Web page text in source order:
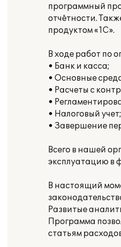
программный
отчётности.
продуктом «1С».
В ходе работ по
• Банк и касса;
• Основные
• Расчеты с
•
• Налоговый учет;
• Завершение
Всего в нашей
эксплуатацию в
В настоящий
Развитые
Программа
статьям